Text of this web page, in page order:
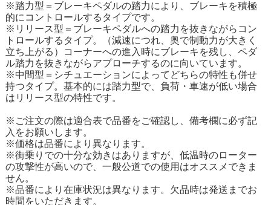
※踏力型＝ブレーキペダルの踏力により、ブレーキを積極
的にコントロールするタイプです。
※リリース型＝ブレーキペダルへの踏力を抜きながらコン
トロールするタイプ。（減速につれ、奥で制動力が大きく
立ち上がる）コーナーへの進入時にブレーキを残し、ペダ
ル踏力を抜きながらアプローチするのに向いています。
※中間型＝シチュエーションによってどちらの特性も併せ
持つタイプ。基本的には踏力型で、負荷・車速が低い場合
はリリース型の特性です。
※ご注文の際は適合表で品番をご確認し、備考欄に必ず記
入をお願いします。
※価格は品番により異なります。
※街乗りでの十分な効きはありますが、低温時のローター
の攻撃性が高いので、一般公道での使用はオススメできま
せん。
※品番により在庫状況は異なります。欠品時は発送までお
時間をいただきます。